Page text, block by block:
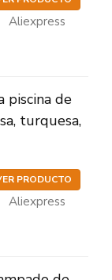
Aliexpress
piscina de
turquesa,
PRODUCTO
Aliexpress